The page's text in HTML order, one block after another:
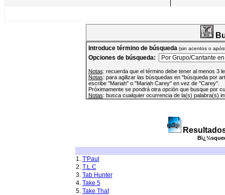
Introduce término de búsqueda (sin acentos o
Opciones de búsqueda:
Notas: recuerda que el término debe tener al menos 3
Notas: para agilizar las búsquedas en "búsqueda por
escribe "Mariah" o "Mariah Carey" en vez de "Carey".
Próximamente se pondrá otra opción que busque por
Notas: busca cualquier ocurrencia de la(s) palabra(s)
1. T'Paul
2. T.L.C
3. Tab Hunter
4. Take 5
5. Take That